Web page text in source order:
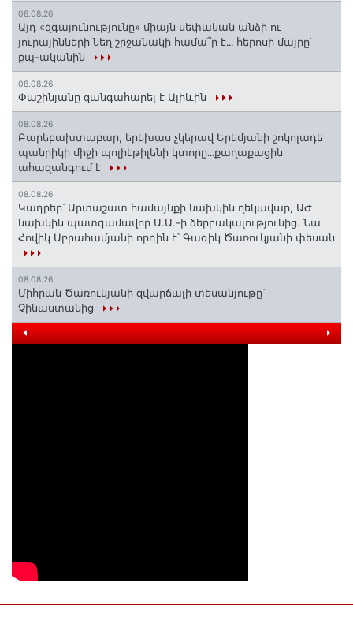
08.08.26
Այդ «զգայունությունը» միայն սեփական անձի ու
յուրայինների նեղ շրջանակի համա՞ր է․․․ հերոսի մայրը՝
քպ-ականին
08.08.26
Փաշինյանը զանգահարել է Ալիևին
08.08.26
Բարեբախտաբար, երեխաս չկերավ Երեմյանի շոկոլադե
պանրիկի միջի պոլիէթիլենի կտորը․․․քաղաքացին
ահազանգում է
08.08.26
Կադրեր՝ Արտաշատ համայնքի նախկին ղեկավար, ԱԺ
նախկին պատգամավոր Ա.Ա.-ի ձերբակալությունից. Նա
Հովիկ Աբրահամյանի որդին է՝ Գագիկ Ծառուկյանի փեսան
08.08.26
Միհրան Ծառուկյանի զվարճալի տեսանյութը՝
Չինաստանից